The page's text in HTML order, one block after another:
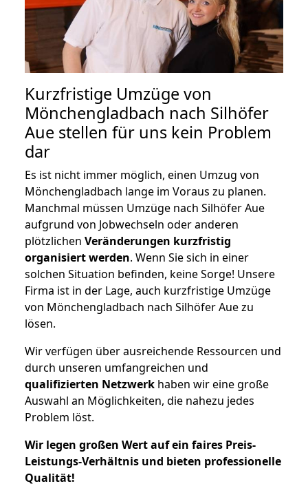
Kurzfristige Umzüge von
Mönchengladbach nach Silhöfer
Aue stellen für uns kein Problem
dar
Es ist nicht immer möglich, einen Umzug von
Mönchengladbach lange im Voraus zu planen.
Manchmal müssen Umzüge nach Silhöfer Aue
aufgrund von Jobwechseln oder anderen
plötzlichen Veränderungen kurzfristig
organisiert werden. Wenn Sie sich in einer
solchen Situation befinden, keine Sorge! Unsere
Firma ist in der Lage, auch kurzfristige Umzüge
von Mönchengladbach nach Silhöfer Aue zu
lösen.
Wir verfügen über ausreichende Ressourcen und
durch unseren umfangreichen und
qualifizierten Netzwerk haben wir eine große
Auswahl an Möglichkeiten, die nahezu jedes
Problem löst.
Wir legen großen Wert auf ein faires Preis-
Leistungs-Verhältnis und bieten professionelle
Qualität!